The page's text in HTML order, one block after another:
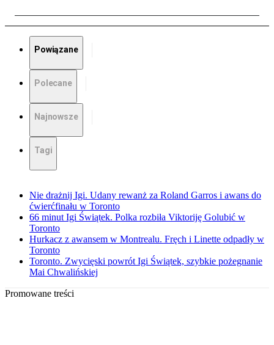
Powiązane
Polecane
Najnowsze
Tagi
Nie drażnij Igi. Udany rewanż za Roland Garros i awans do
ćwierćfinału w Toronto
66 minut Igi Świątek. Polka rozbiła Viktoriję Golubić w
Toronto
Hurkacz z awansem w Montrealu. Fręch i Linette odpadły w
Toronto
Toronto. Zwycięski powrót Igi Świątek, szybkie pożegnanie
Mai Chwalińskiej
Promowane treści